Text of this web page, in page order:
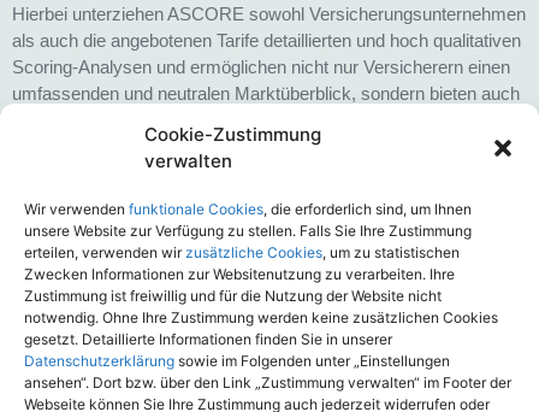
Cookie-Zustimmung
verwalten
Wir verwenden funktionale Cookies, die erforderlich sind, um Ihnen
unsere Website zur Verfügung zu stellen. Falls Sie Ihre Zustimmung
erteilen, verwenden wirzusätzliche Cookies, um zu statistischen
Zwecken Informationen zur Websitenutzung zu verarbeiten. Ihre
Zustimmung ist freiwillig und für die Nutzung der Website nicht
notwendig. Ohne Ihre Zustimmung werden keine zusätzlichen Cookies
gesetzt. Detaillierte Informationen finden Sie in unserer
Datenschutzerklärung sowie im Folgenden unter „Einstellungen
ansehen“. Dort bzw. über den Link „Zustimmung verwalten“ im Footer der
Webseite können Sie Ihre Zustimmung auch jederzeit widerrufen oder
Hierbei unterziehen ASCORE sowohl Versicherungsunternehmen
als auch die angebotenen Tarife detaillierten und hoch qualitativen
Scoring-Analysen und ermöglichen nicht nur Versicherern einen
umfassenden und neutralen Marktüberblick, sondern bieten auch
ASCORE zeichnet sich durch Transparenz, Qualität und
Neutralität aus und ist etablierter Medienpartner.
Seit 2018 gehört ASCORE Analyse zur softfair Gruppe.